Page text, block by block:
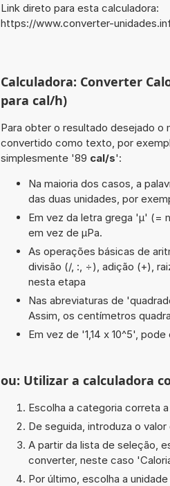
Link direto para esta calculadora:
https://www.converter-
Calculadora: Converter
para cal/h)
Para obter o resultado desejado o
convertido como texto, por
simplesmente '89 cal/s':
Na maioria dos casos, a
das duas unidades, por
Em vez da letra grega 'µ' (=
em vez de µPa.
As operações básicas de
divisão (/, :, ÷), adição (+),
nesta etapa
Nas abreviaturas de
Assim, os centímetros
Em vez de '1,14 x 10^5',
ou: Utilizar a calculadora
Escolha a categoria correta
De seguida, introduza o
A partir da lista de seleção,
converter, neste caso '
Por último, escolha a